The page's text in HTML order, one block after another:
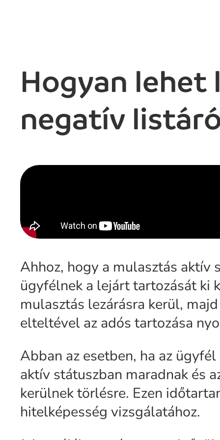
Hogyan lehet
negatív
Ahhoz, hogy a mulasztás aktív
ügyfélnek a lejárt tartozását ki
mulasztás lezárásra kerül,
elteltével az adós tartozása
Abban az esetben, ha az
aktív státuszban maradnak és
kerülnek törlésre. Ezen
hitelképesség vizsgálatához.